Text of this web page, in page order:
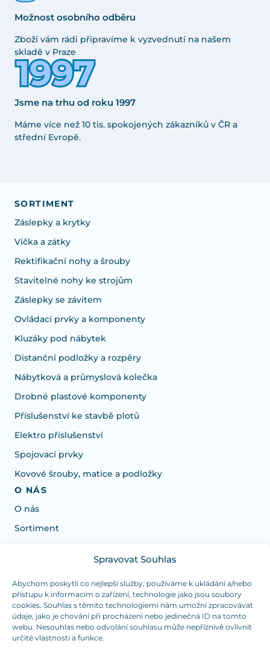
Spravovat Souhlas
Abychom poskytli co nejlepší služby, používáme k ukládání a/nebo
přístupu k informacím o zařízení, technologie jako jsou soubory
cookies. Souhlas s těmito technologiemi nám umožní zpracovávat
údaje, jako je chování při procházení nebo jedinečná ID na tomto
webu. Nesouhlas nebo odvolání souhlasu může nepříznivě ovlivnit
určité vlastnosti a funkce.
Možnost osobního odběru
Zboží vám rádi připravíme k vyzvednutí na našem
skladě v Praze
Jsme na trhu od roku 1997
Máme více než 10 tis. spokojených zákazníků v ČR a
střední Evropě.
SORTIMENT
Záslepky a krytky
Víčka a zátky
Rektifikační nohy a šrouby
Stavitelné nohy ke strojům
Záslepky se závitem
Ovládací prvky a komponenty
Kluzáky pod nábytek
Distanční podložky a rozpěry
Nábytková a průmyslová kolečka
Drobné plastové komponenty
Příslušenství ke stavbě plotů
Elektro příslušenství
Spojovací prvky
Kovové šrouby, matice a podložky
O NÁS
O nás
Sortiment
Potřebujete poradit s výběrem?
Jsme tu pro vás Pondělí-Čtvrtek od: 7:30 - 15:30 hodin
a Pátek od 7:30 - 14:30 hodin
info@dualpraha.cz +420 725 802 767